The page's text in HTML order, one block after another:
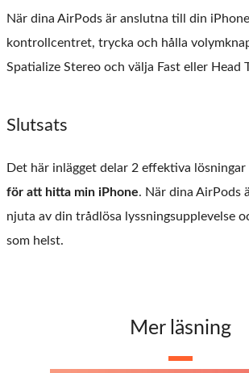
När dina AirPods är anslutna till din
kontrollcentret, trycka och hålla
Spatialize Stereo och välja Fast eller Head
Slutsats
Det här inlägget delar 2 effektiva lösningar
för att hitta min iPhone. När dina AirPods
njuta av din trådlösa lyssningsupplevelse
som helst.
Mer läsning